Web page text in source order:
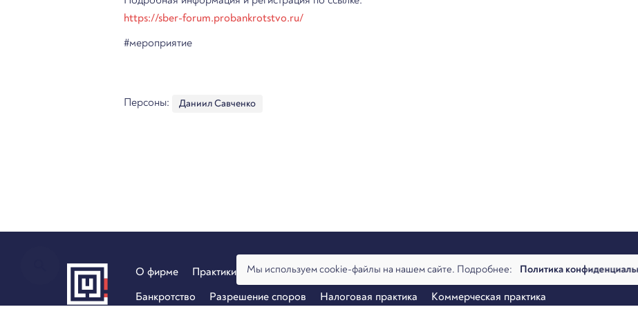
https://sber-forum.probankrotstvo.ru/
#мероприятие
Персоны: Даниил Савченко
О фирме Практики Услуги Аналитика Команда Новости Офисы и контакты
Вакансии
Банкротство
Разрешение споров Налоговая практика Коммерческая практика
Мы используем cookie-файлы на нашем сайте. Подробнее: Политика